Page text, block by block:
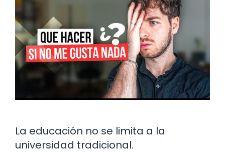
La educación no se limita a la
universidad tradicional.